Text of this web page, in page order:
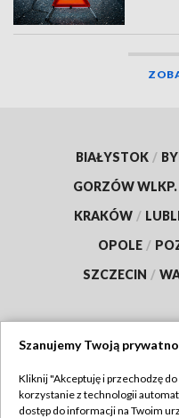
BIAŁYSTOK /
GORZÓW WLKP.
KRAKÓW /
OPOLE /
SZCZECIN /
Szanujemy Twoją
Kliknij "Akceptuję i przechodzę
korzystanie z technologii
dostęp do informacji na Twoim